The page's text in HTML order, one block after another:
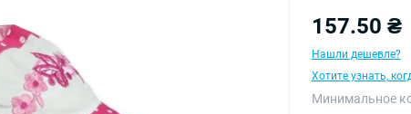
157.50 ₴
Нашли дешевле?
Хотите узнать,
Минимальное